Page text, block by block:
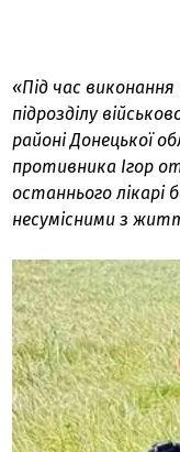
«Під час виконання
підрозділу
районі Донецької
противника Ігор
останнього лікарі
несумісними з